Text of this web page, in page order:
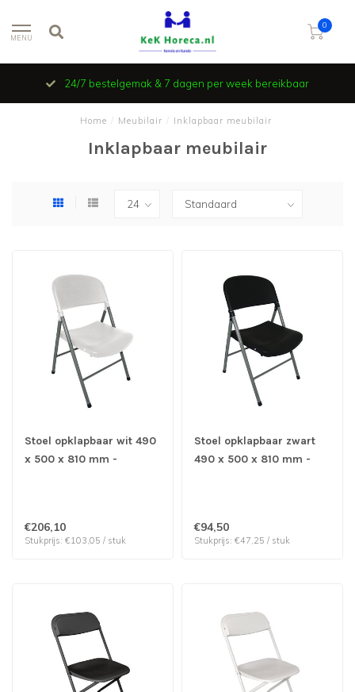
MENU
0
24/7 bestelgemak & 7 dagen per week bereikbaar
Home Meubilair Inklapbaar meubilair
Inklapbaar meubilair
Stoel opklapbaar wit 490
x 500 x 810 mm -
€206,10
Stukprijs: €103,05 / stuk
Stoel opklapbaar zwart
490 x 500 x 810 mm -
€94,50
Stukprijs: €47,25 / stuk